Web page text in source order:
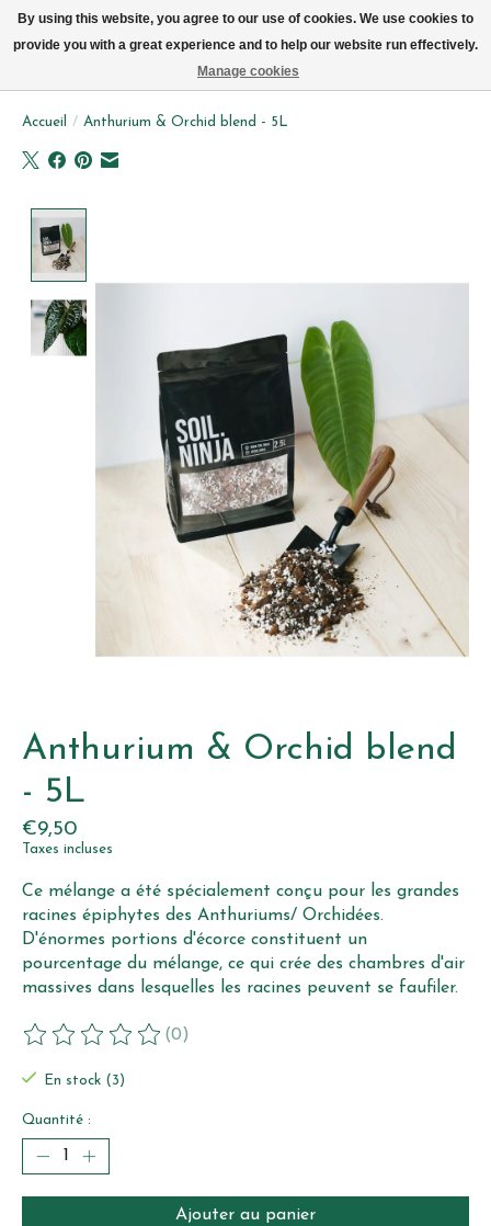
Accueil / Anthurium & Orchid blend - 5L
Anthurium & Orchid blend
- 5L
€9,50
Taxes incluses
Ce mélange a été spécialement conçu pour les grandes
racines épiphytes des Anthuriums/ Orchidées.
D'énormes portions d'écorce constituent un
pourcentage du mélange, ce qui crée des chambres d'air
massives dans lesquelles les racines peuvent se faufiler.
Ce produit est évalué à
(0)
En stock (3)
Quantité :
Ajouter au panier
By using this website, you agree to our use of cookies. We use cookies to
provide you with a great experience and to help our website run effectively.
Manage cookies